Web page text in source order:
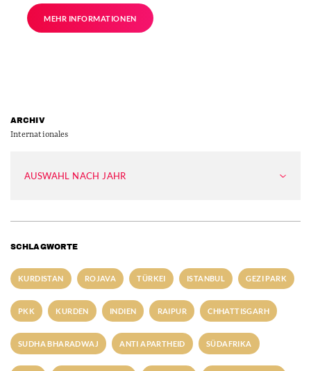
MEHR INFORMATIONEN
ARCHIV
Internationales
AUSWAHL NACH JAHR
SCHLAGWORTE
KURDISTAN ROJAVA TÜRKEI ISTANBUL GEZI PARK
PKK KURDEN INDIEN RAIPUR CHHATTISGARH
SUDHA BHARADWAJ ANTI APARTHEID SÜDAFRIKA